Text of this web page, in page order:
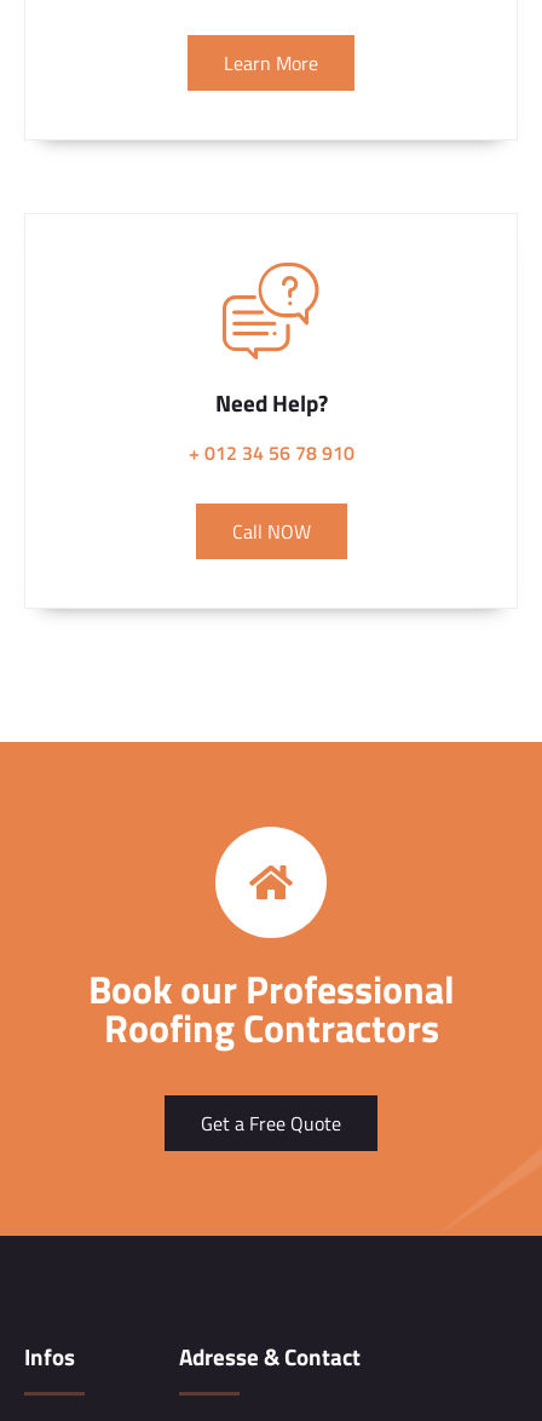
Learn More
Need Help?
+ 012 34 56 78 910
Call NOW
Book our Professional
Roofing Contractors
Get a Free Quote
Infos Adresse & Contact